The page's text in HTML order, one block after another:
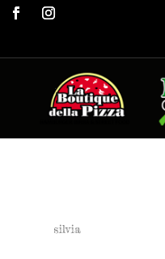
silvia|